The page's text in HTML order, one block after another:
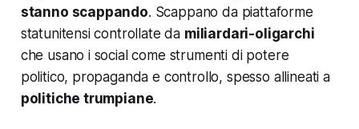
stanno scappando. Scappano da piattaforme
statunitensi controllate da miliardari-oligarchi
che usano i social come strumenti di potere
politico, propaganda e controllo, spesso allineati a
politiche trumpiane.